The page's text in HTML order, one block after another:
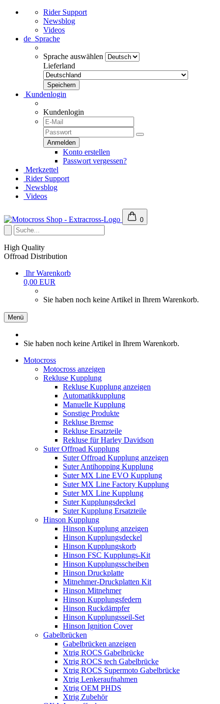
Rider Support
Newsblog
Videos
de Sprache
Sprache auswählen
Lieferland
Kundenlogin
Kundenlogin
Konto erstellen
Passwort vergessen?
Merkzettel
Rider Support
Newsblog
Videos
0
High Quality
Offroad Distribution
Ihr Warenkorb
0,00 EUR
Sie haben noch keine Artikel in Ihrem Warenkorb.
Menü
Sie haben noch keine Artikel in Ihrem Warenkorb.
Motocross
Motocross anzeigen
Rekluse Kupplung
Rekluse Kupplung anzeigen
Automatikkupplung
Manuelle Kupplung
Sonstige Produkte
Rekluse Bremse
Rekluse Ersatzteile
Rekluse für Harley Davidson
Suter Offroad Kupplung
Suter Offroad Kupplung anzeigen
Suter Antihopping Kupplung
Suter MX Line EVO Kupplung
Suter MX Line Factory Kupplung
Suter MX Line Kupplung
Suter Kupplungsdeckel
Suter Kupplung Ersatzteile
Hinson Kupplung
Hinson Kupplung anzeigen
Hinson Kupplungsdeckel
Hinson Kupplungskorb
Hinson FSC Kupplungs-Kit
Hinson Kupplungsscheiben
Hinson Druckplatte
Mitnehmer-Druckplatten Kit
Hinson Mitnehmer
Hinson Kupplungsfedern
Hinson Ruckdämpfer
Hinson Kupplungsseil-Set
Hinson Ignition Cover
Gabelbrücken
Gabelbrücken anzeigen
Xtrig ROCS Gabelbrücke
Xtrig ROCS tech Gabelbrücke
Xtrig ROCS Supermoto Gabelbrücke
Xtrig Lenkeraufnahmen
Xtrig OEM PHDS
Xtrig Zubehör